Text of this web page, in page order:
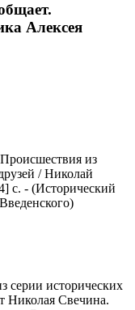
Алексея
из
/ Николай
с. - (Исторический
серии исторических
Николая Свечина.